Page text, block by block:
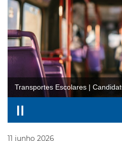
Transportes Escolares |
11 junho 2026